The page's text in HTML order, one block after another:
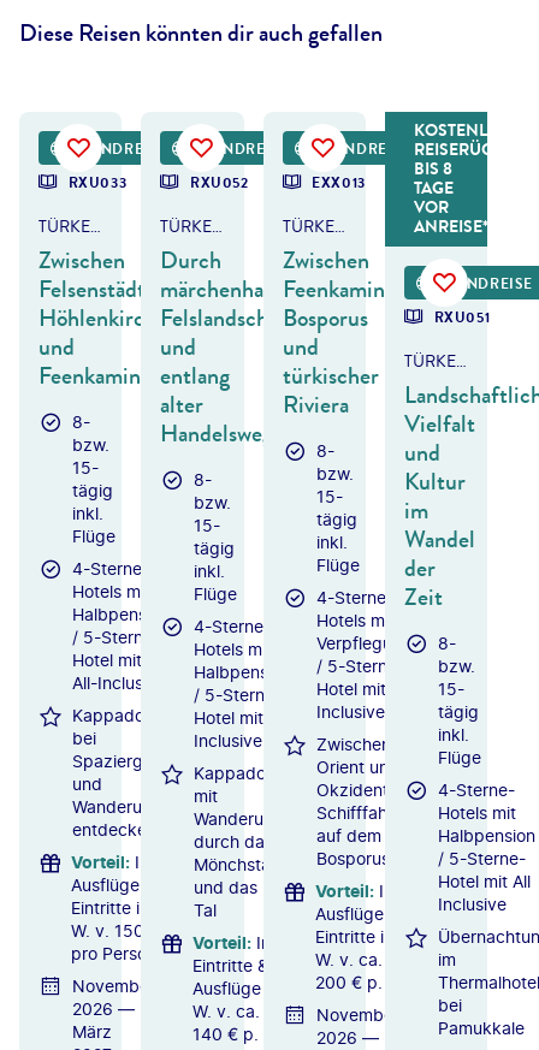
Diese Reisen könnten dir auch gefallen
RUNDREISE
RXU033
TÜRKEI - KAPPADOKIEN & TÜRKISCHE RIVIERA
Zwischen
Felsenstädten,
Höhlenkirchen
und
Feenkaminen
8-
bzw.
15-
tägig
inkl.
Flüge
4-Sterne-
Hotels mit
Halbpension
/ 5-Sterne-
Hotel mit
All-Inclusive
Kappadokien
bei
Spaziergängen
und
Wanderungen
entdecken
Vorteil: Inkl.
Ausflüge &
Eintritte i.
W. v. 150 €
pro Person
November
2026 —
März
RUNDREISE
RXU052
TÜRKEI - KAPPADOKIEN
Durch
märchenhafte
Felslandschaften
und
entlang
alter
Handelswege
8-
bzw.
15-
tägig
inkl.
Flüge
4-Sterne-
Hotels mit
Halbpension
/ 5-Sterne-
Hotel mit All
Inclusive
Kappadokien
mit
Wanderungen
durch das
Mönchstal
und das Rote
Tal
Vorteil: Inkl.
Eintritte &
Ausflüge i.
W. v. ca.
140 € p. P.
RUNDREISE
EXX013
TÜRKEI - ISTANBUL, KAPPADOKIEN & ANTALYA
Zwischen
Feenkaminen,
Bosporus
und
türkischer
Riviera
8-
bzw.
15-
tägig
inkl.
Flüge
4-Sterne-
Hotels mit
Verpflegung
/ 5-Sterne-
Hotel mit All
Inclusive
Zwischen
Orient und
Okzident:
Schifffahrt
auf dem
Bosporus
Vorteil: Inkl.
Ausflüge &
Eintritte i.
W. v. ca.
200 € p. P.
November
2026 —
wildart - gtyKOSTENLOSER
BIS 8
TAGE
VOR
ANREISE*
RUNDREISE
RXU051
TÜRKEI - KAPPADOKIEN
Vielfalt
und
Kultur
im
Wandel
der
Zeit
8-
bzw.
15-
tägig
inkl.
Flüge
4-Sterne-
Hotels mit
Halbpension
/ 5-Sterne-
Hotel mit All
Inclusive
im
Thermalhotel
bei
Pamukkale